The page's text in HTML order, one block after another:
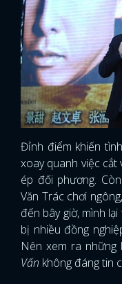
Đỉnh điểm khiến
xoay quanh việc cắt
ép đối phương.
Văn Trác chơi
đến bây giờ, mình
bị nhiều đồng
Nên xem ra những
Vấn không đáng tin